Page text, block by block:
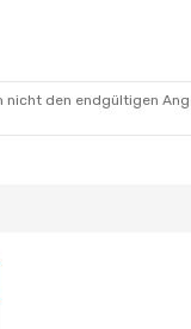
den endgültigen